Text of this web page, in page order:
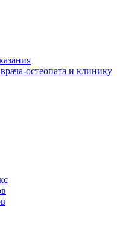
остеопата и клинику